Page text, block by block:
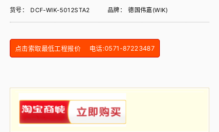
货号： DCF-WIK-5012STA2 品牌： 德国伟嘉(WIK)
点击索取最低工程报价 电话:0571-87223487